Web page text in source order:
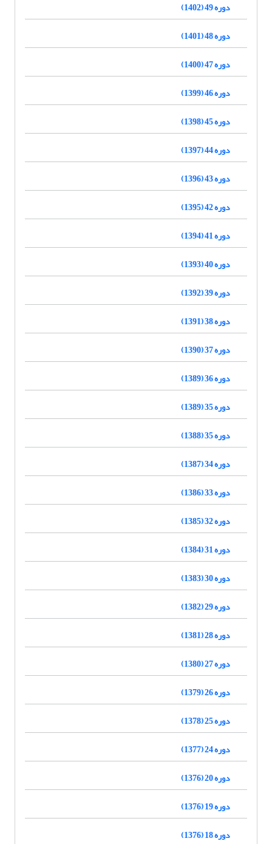
دوره 49 (1402)
دوره 48 (1401)
دوره 47 (1400)
دوره 46 (1399)
دوره 45 (1398)
دوره 44 (1397)
دوره 43 (1396)
دوره 42 (1395)
دوره 41 (1394)
دوره 40 (1393)
دوره 39 (1392)
دوره 38 (1391)
دوره 37 (1390)
دوره 36 (1389)
دوره 35 (1389)
دوره 35 (1388)
دوره 34 (1387)
دوره 33 (1386)
دوره 32 (1385)
دوره 31 (1384)
دوره 30 (1383)
دوره 29 (1382)
دوره 28 (1381)
دوره 27 (1380)
دوره 26 (1379)
دوره 25 (1378)
دوره 24 (1377)
دوره 20 (1376)
دوره 19 (1376)
دوره 18 (1376)